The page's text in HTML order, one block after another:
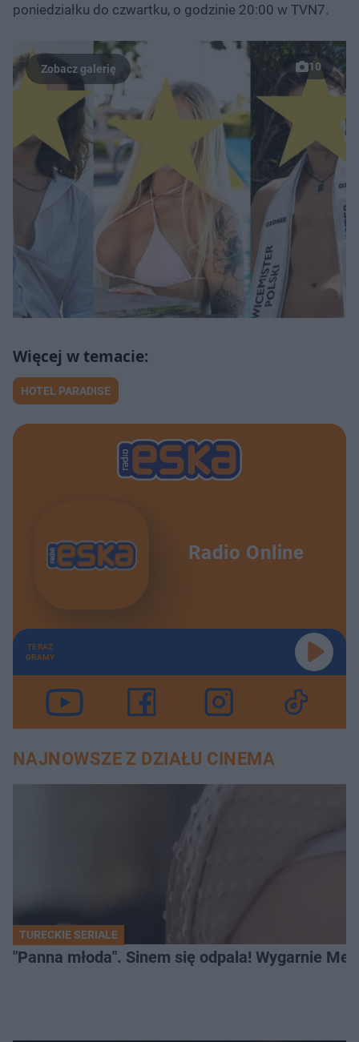
poniedziałku do czwartku, o godzinie 20:00 w TVN7.
10
HOTEL PARADISE
Radio Online
TERAZ
GRAMY
NAJNOWSZE Z DZIAŁU CINEMA
TURECKIE SERIALE
"Panna młoda". Sinem się odpala! Wygarnie